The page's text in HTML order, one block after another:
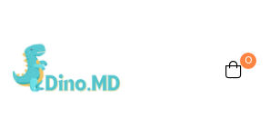
0
Be the first to review “Кукла